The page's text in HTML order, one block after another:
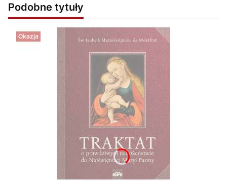
Podobne tytuły
Okazja